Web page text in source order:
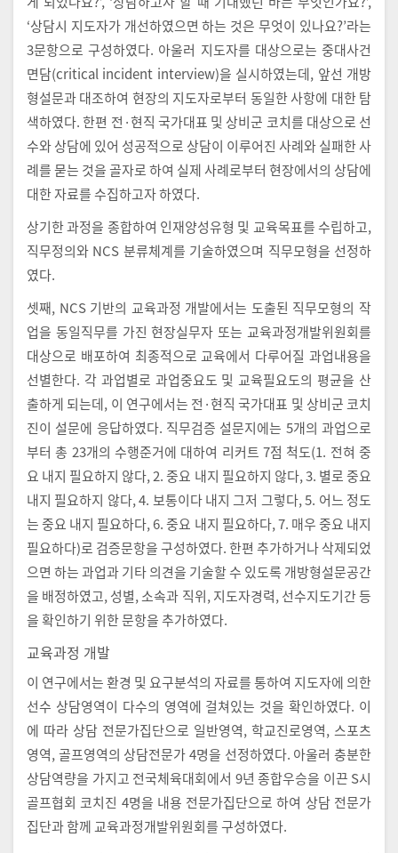
‘상담시 지도자가 개선하였으면 하는 것은 무엇이 있나요?’라는
3문항으로 구성하였다. 아울러 지도자를 대상으로는 중대사건
면담(critical incident interview)을 실시하였는데, 앞선 개방
형설문과 대조하여 현장의 지도자로부터 동일한 사항에 대한 탐
색하였다. 한편 전·현직 국가대표 및 상비군 코치를 대상으로 선
수와 상담에 있어 성공적으로 상담이 이루어진 사례와 실패한 사
례를 묻는 것을 골자로 하여 실제 사례로부터 현장에서의 상담에
대한 자료를 수집하고자 하였다.
상기한 과정을 종합하여 인재양성유형 및 교육목표를 수립하고,
직무정의와 NCS 분류체계를 기술하였으며 직무모형을 선정하
였다.
셋째, NCS 기반의 교육과정 개발에서는 도출된 직무모형의 작
업을 동일직무를 가진 현장실무자 또는 교육과정개발위원회를
대상으로 배포하여 최종적으로 교육에서 다루어질 과업내용을
선별한다. 각 과업별로 과업중요도 및 교육필요도의 평균을 산
출하게 되는데, 이 연구에서는 전·현직 국가대표 및 상비군 코치
진이 설문에 응답하였다. 직무검증 설문지에는 5개의 과업으로
부터 총 23개의 수행준거에 대하여 리커트 7점 척도(1. 전혀 중
요 내지 필요하지 않다, 2. 중요 내지 필요하지 않다, 3. 별로 중요
내지 필요하지 않다, 4. 보통이다 내지 그저 그렇다, 5. 어느 정도
는 중요 내지 필요하다, 6. 중요 내지 필요하다, 7. 매우 중요 내지
필요하다)로 검증문항을 구성하였다. 한편 추가하거나 삭제되었
으면 하는 과업과 기타 의견을 기술할 수 있도록 개방형설문공간
을 배정하였고, 성별, 소속과 직위, 지도자경력, 선수지도기간 등
을 확인하기 위한 문항을 추가하였다.
교육과정 개발
이 연구에서는 환경 및 요구분석의 자료를 통하여 지도자에 의한
선수 상담영역이 다수의 영역에 걸쳐있는 것을 확인하였다. 이
에 따라 상담 전문가집단으로 일반영역, 학교진로영역, 스포츠
영역, 골프영역의 상담전문가 4명을 선정하였다. 아울러 충분한
상담역량을 가지고 전국체육대회에서 9년 종합우승을 이끈 S시
골프협회 코치진 4명을 내용 전문가집단으로 하여 상담 전문가
집단과 함께 교육과정개발위원회를 구성하였다.